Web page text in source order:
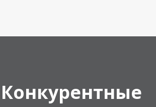
Конкурентные